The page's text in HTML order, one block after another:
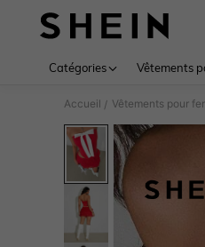
Catégories Vêtements
Accueil / Vêtements pour